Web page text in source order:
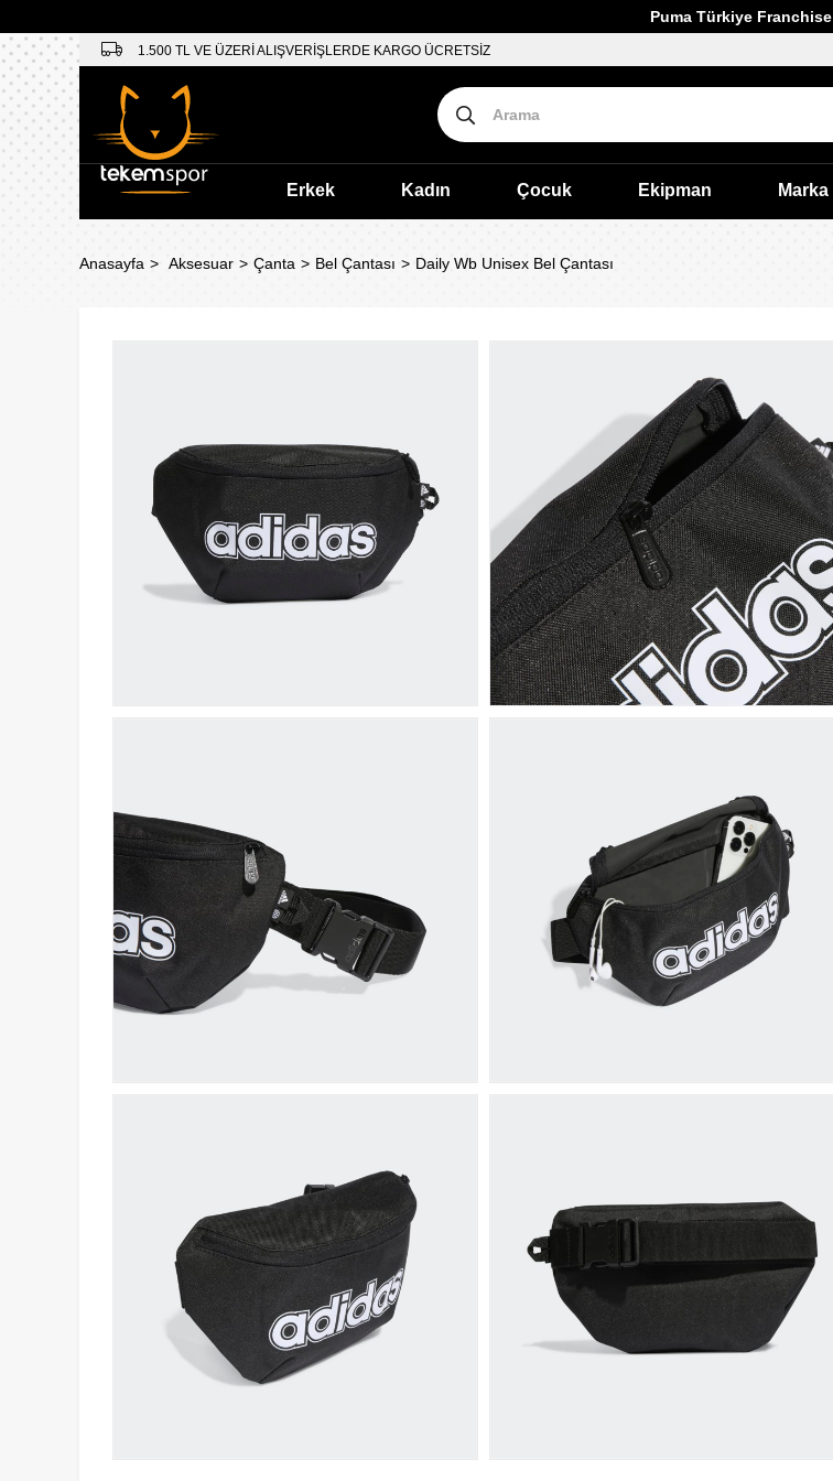
Puma Türkiye Franchise
1.500 TL VE ÜZERİ ALIŞVERİŞLERDE KARGO ÜCRETSİZ
Erkek Kadın Çocuk Ekipman Marka
Anasayfa Aksesuar Çanta Bel Çantası Daily Wb Unisex Bel Çantası